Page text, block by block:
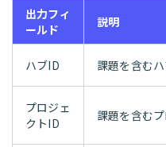
出力フィ
ールド
説明
ハブID 課題を含む
プロジェ
クトID
課題を含む